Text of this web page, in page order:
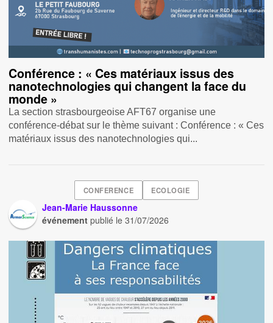
Conférence : « Ces matériaux issus des
nanotechnologies qui changent la face du
monde »
La section strasbourgeoise AFT67 organise une
conférence-débat sur le thème suivant : Conférence : « Ces
matériaux issus des nanotechnologies qui...
CONFERENCE ECOLOGIE
Jean-Marie Haussonne
événement publié le31/07/2026